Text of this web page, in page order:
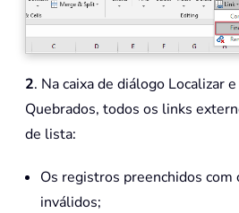
2. Na caixa de diálogo Localizar
Quebrados, todos os links
de lista:
Os registros preenchidos com
inválidos;